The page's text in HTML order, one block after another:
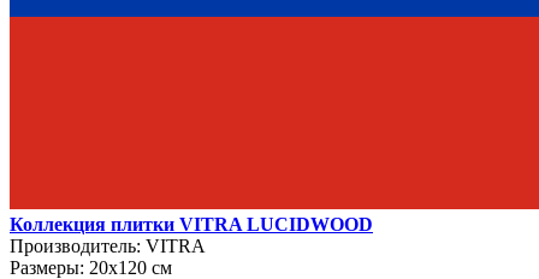
Коллекция плитки VITRA LUCIDWOOD
Производитель: VITRA
Размеры: 20х120 см